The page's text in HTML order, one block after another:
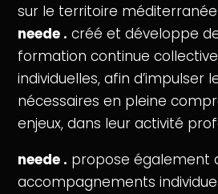
sur le territoire
neede . créé et développe
formation continue
individuelles, afin d’impulser
nécessaires en pleine
enjeux, dans leur activité
neede . propose également
accompagnements